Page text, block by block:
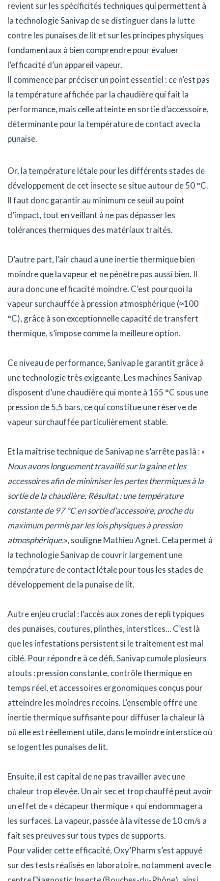
revient sur les spécificités techniques qui permettent à
la technologie Sanivap de se distinguer dans la lutte
contre les punaises de lit et sur les principes physiques
fondamentaux à bien comprendre pour évaluer
l’efficacité d’un appareil vapeur.
Il commence par préciser un point essentiel : ce n’est pas
la température affichée par la chaudière qui fait la
performance, mais celle atteinte en sortie d’accessoire,
déterminante pour la température de contact avec la
punaise.
Or, la température létale pour les différents stades de
développement de cet insecte se situe autour de 50 °C.
Il faut donc garantir au minimum ce seuil au point
d’impact, tout en veillant à ne pas dépasser les
tolérances thermiques des matériaux traités.
D’autre part, l’air chaud a une inertie thermique bien
moindre que la vapeur et ne pénètre pas aussi bien. Il
aura donc une efficacité moindre. C’est pourquoi la
vapeur surchauffée à pression atmosphérique (≈100
°C), grâce à son exceptionnelle capacité de transfert
thermique, s’impose comme la meilleure option.
Ce niveau de performance, Sanivap le garantit grâce à
une technologie très exigeante. Les machines Sanivap
disposent d’une chaudière qui monte à 155 °C sous une
pression de 5,5 bars, ce qui constitue une réserve de
vapeur surchauffée particulièrement stable.
Et la maîtrise technique de Sanivap ne s’arrête pas là : «
Nous avons longuement travaillé sur la gaine et les
accessoires afin de minimiser les pertes thermiques à la
sortie de la chaudière. Résultat : une température
constante de 97 °C en sortie d’accessoire, proche du
maximum permis par les lois physiques à pression
atmosphérique.», souligne Mathieu Agnet. Cela permet à
la technologie Sanivap de couvrir largement une
température de contact létale pour tous les stades de
développement de la punaise de lit.
Autre enjeu crucial : l’accès aux zones de repli typiques
des punaises, coutures, plinthes, interstices… C’est là
que les infestations persistent si le traitement est mal
ciblé. Pour répondre à ce défi, Sanivap cumule plusieurs
atouts : pression constante, contrôle thermique en
temps réel, et accessoires ergonomiques conçus pour
atteindre les moindres recoins. L’ensemble offre une
inertie thermique suffisante pour diffuser la chaleur là
où elle est réellement utile, dans le moindre interstice où
se logent les punaises de lit.
Ensuite, il est capital de ne pas travailler avec une
chaleur trop élevée. Un air sec et trop chauffé peut avoir
un effet de « décapeur thermique » qui endommagera
les surfaces. La vapeur, passée à la vitesse de 10 cm/s a
fait ses preuves sur tous types de supports.
Pour valider cette efficacité, Oxy’Pharm s’est appuyé
sur des tests réalisés en laboratoire, notamment avec le